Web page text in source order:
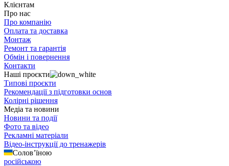
Клієнтам
Про нас
Про компанію
Оплата та доставка
Монтаж
Ремонт та гарантія
Обмін і повернення
Контакти
Наші проєкти
Типові проєкти
Рекомендації з підготовки основ
Колірні рішення
Медіа та новини
Новини та події
Фото та відео
Рекламні матеріали
Відео-інструкції до тренажерів
Солов’їною
російською